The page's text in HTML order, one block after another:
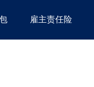
雇主责任险